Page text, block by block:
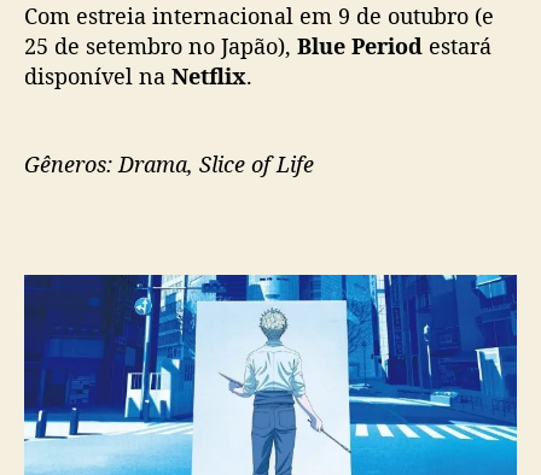
a
n
t
a
c
o
m
p
Com estreia internacional em 9 de outubro (e
25 de setembro no Japão), Blue Period estará
disponível na Netflix.
Gêneros: Drama, Slice of Life